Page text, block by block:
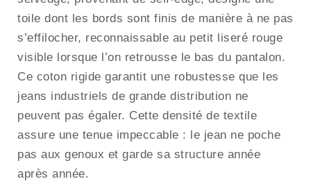
toile dont les bords sont finis de manière à ne pas
s’effilocher, reconnaissable au petit liseré rouge
visible lorsque l’on retrousse le bas du pantalon.
Ce coton rigide garantit une robustesse que les
jeans industriels de grande distribution ne
peuvent pas égaler. Cette densité de textile
assure une tenue impeccable : le jean ne poche
pas aux genoux et garde sa structure année
après année.